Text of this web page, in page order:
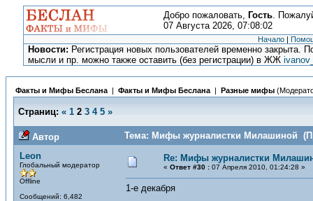
Добро пожаловать, Гость.
07 Августа 2026, 07:08:02
Начало |
Новости: Регистрация новых пользователей временно закрыта.
мысли и пр. можно также оставить (без регистрации) в ЖЖ
Факты и Мифы Беслана | Факты и Мифы Беслана | Разные мифы
Страниц: « 1 2 3 4 5 »
Автор
Тема: Мифы журналистки Милашиной
Leon
Глобальный модератор
Offline
Сообщений: 6,482
Re: Мифы журналистки
« Ответ #30 : 07 Апреля 2010, 01:24:28 »
1-е декабря